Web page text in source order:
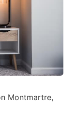
Montmartre,